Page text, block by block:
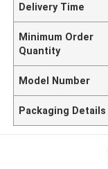
Delivery Time
Minimum Order
Quantity
Model Number
Packaging Details